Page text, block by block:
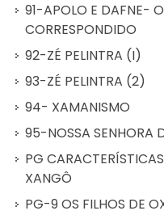
91-APOLO E DAFNE-
CORRESPONDIDO
92-ZÉ PELINTRA (I)
93-ZÉ PELINTRA (2)
94- XAMANISMO
95-NOSSA SENHORA
PG
XANGÔ
PG-9 OS FILHOS DE